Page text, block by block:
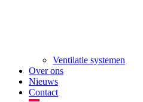
Ventilatie systemen
Over ons
Nieuws
Contact